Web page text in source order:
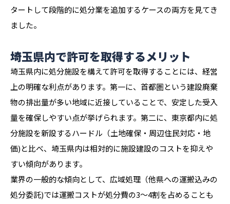
タートして段階的に処分業を追加するケースの両方を見てき
ました。
埼玉県内で許可を取得するメリット
埼玉県内に処分施設を構えて許可を取得することには、経営
上の明確な利点があります。第一に、首都圏という建設廃棄
物の排出量が多い地域に近接していることで、安定した受入
量を確保しやすい点が挙げられます。第二に、東京都内に処
分施設を新設するハードル（土地確保・周辺住民対応・地
価)と比べ、埼玉県内は相対的に施設建設のコストを抑えや
すい傾向があります。
業界の一般的な傾向として、広域処理（他県への運搬込みの
処分委託)では運搬コストが処分費の3〜4割を占めることも